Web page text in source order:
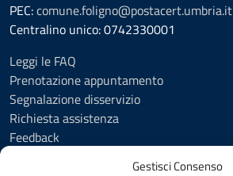
Gestisci Consenso
PEC:comune.foligno@postacert.umbria.it
Centralino unico: 0742330001
Leggi le FAQ
Prenotazione appuntamento
Segnalazione disservizio
Richiesta assistenza
Feedback